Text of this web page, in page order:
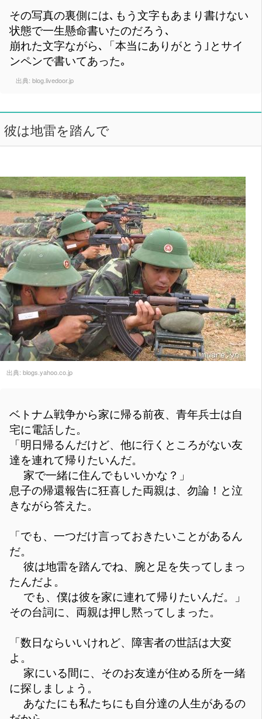
その写真の裏側には､もう文字もあまり書けない
状態で一生懸命書いたのだろう､
崩れた文字ながら､「本当にありがとう｣とサイ
ンペンで書いてあった｡
出典: blog.livedoor.jp
彼は地雷を踏んで
出典: blogs.yahoo.co.jp
ベトナム戦争から家に帰る前夜、青年兵士は自
宅に電話した。
「明日帰るんだけど、他に行くところがない友
達を連れて帰りたいんだ。
家で一緒に住んでもいいかな？」
息子の帰還報告に狂喜した両親は、勿論！と泣
きながら答えた。
「でも、一つだけ言っておきたいことがあるん
だ。
彼は地雷を踏んでね、腕と足を失ってしまっ
たんだよ。
でも、僕は彼を家に連れて帰りたいんだ。」
その台詞に、両親は押し黙ってしまった。
「数日ならいいけれど、障害者の世話は大変
よ。
家にいる間に、そのお友達が住める所を一緒
に探しましょう。
あなたにも私たちにも自分達の人生があるの